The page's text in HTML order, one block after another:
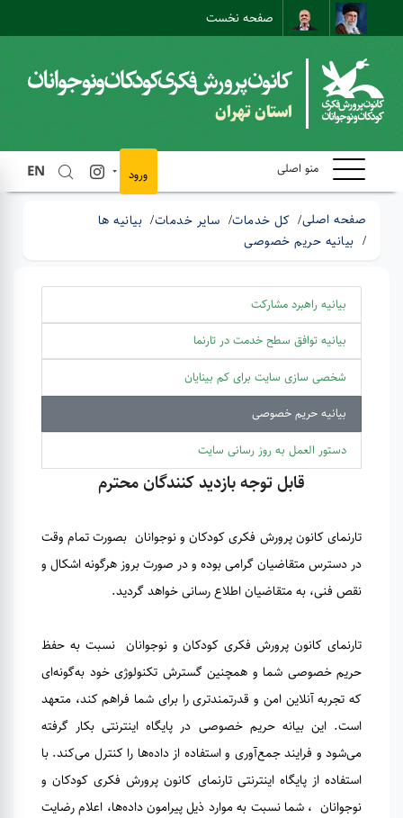
صفحه نخست
نقشه سایت
ارتباط مستقیم
استان تهران
منو اصلی EN ورود
صفحه اصلی کل خدمات سایر خدمات
بیانیه ها
بیانیه حریم خصوصی
بیانیه راهبرد مشارکت
بیانیه توافق سطح خدمت در تارنما
شخصی سازی سایت برای کم بینایان
بیانیه حریم خصوصی
دستور العمل به روز رسانی سایت
قابل توجه بازدید کنندگان محترم
تارنمای کانون پرورش فکری کودکان و نوجوانان بصورت تمام وقت
در دسترس متقاضیان گرامی بوده و در صورت بروز هرگونه اشکال و
نقص فنی، به متقاضیان اطلاع رسانی خواهد گردید.
تارنمای کانون پرورش فکری کودکان و نوجوانان نسبت به حفظ
حریم خصوصی شما و همچنین گسترش تکنولوژی خود به‌گونه‌ای
که تجربه آنلاین امن و قدرتمندتری را برای شما فراهم کند، متعهد
است. این بیانه حریم خصوصی در پایگاه اینترنتی بکار گرفته
می‌شود و فرایند جمع‌آوری و استفاده از داده‌ها را کنترل می‌کند. با
استفاده از پایگاه اینترنتی تارنمای کانون پرورش فکری کودکان و
نوجوانان ، شما نسبت به موارد ذیل پیرامون داده‌ها، اعلام رضایت